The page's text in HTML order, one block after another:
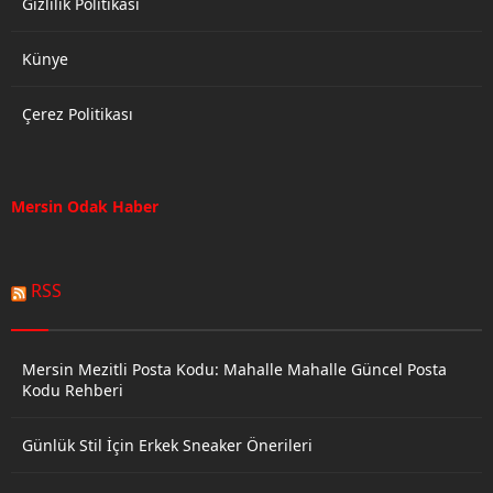
Künye
Çerez Politikası
Mersin Odak Haber
RSS
Mersin Mezitli Posta Kodu: Mahalle Mahalle Güncel Posta
Kodu Rehberi
Günlük Stil İçin Erkek Sneaker Önerileri